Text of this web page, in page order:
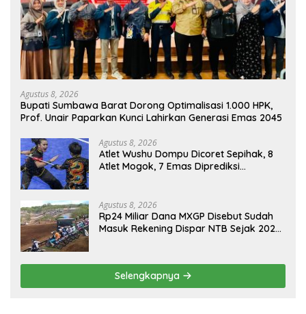
Agustus 8, 2026
Bupati Sumbawa Barat Dorong Optimalisasi 1.000 HPK,
Prof. Unair Paparkan Kunci Lahirkan Generasi Emas 2045
Agustus 8, 2026
Atlet Wushu Dompu Dicoret Sepihak, 8
Atlet Mogok, 7 Emas Diprediksi
Agustus 8, 2026
Rp24 Miliar Dana MXGP Disebut Sudah
Masuk Rekening Dispar NTB Sejak 2024,
Selengkapnya